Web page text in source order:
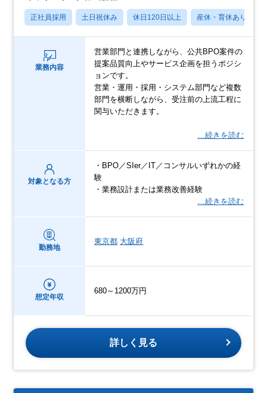
正社員採用 土日祝休み 休日120日以上 産休・育休あり
業務内容
営業部門と連携しながら、公共BPO案件の
提案品質向上やサービス企画を担うポジシ
ョンです。
営業・運用・採用・システム部門など複数
部門を横断しながら、受注前の上流工程に
関与いただきます。
…続きを読む
対象となる方
・BPO／SIer／IT／コンサルいずれかの経
験
・業務設計または業務改善経験
…続きを読む
勤務地
東京都 大阪府
想定年収
680～1200万円
詳しく見る